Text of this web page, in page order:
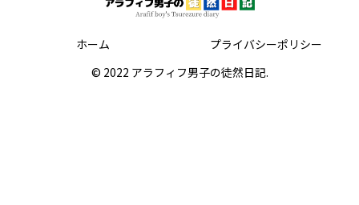
ホーム
プライバシーポリシー
© 2022 アラフィフ男子の徒然日記.